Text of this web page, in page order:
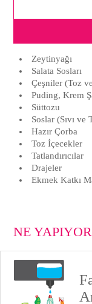
Zeytinyağı
Salata Sosları
Çeşniler (Toz ve
Puding, Krem
Süttozu
Soslar (Sıvı ve
Hazır Çorba
Toz İçecekler
Tatlandırıcılar
Drajeler
Ekmek Katkı
NE